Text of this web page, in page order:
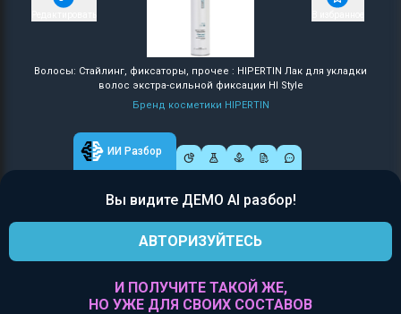
Волосы: Стайлинг, фиксаторы, прочее : HIPERTIN Лак для укладки
волос экстра-сильной фиксации HI Style
Бренд косметики HIPERTIN
ИИ Разбор
Вы видите ДЕМО AI разбор!
АВТОРИЗУЙТЕСЬ
И ПОЛУЧИТЕ ТАКОЙ ЖЕ,
НО УЖЕ ДЛЯ СВОИХ СОСТАВОВ